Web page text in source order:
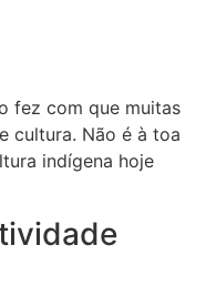
fez com que muitas
cultura. Não é à toa
indígena hoje